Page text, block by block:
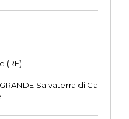
(RE)
Salvaterra di Ca